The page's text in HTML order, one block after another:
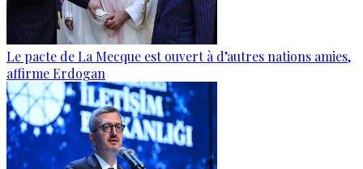
Le pacte de La Mecque est ouvert à d’autres nations amies,
affirme Erdogan